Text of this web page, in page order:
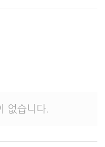
없습니다.